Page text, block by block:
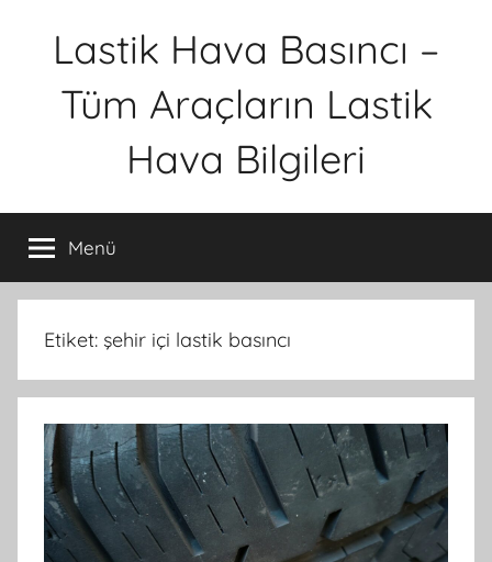
Lastik Hava Basıncı –
Tüm Araçların Lastik
Hava Bilgileri
Menü
Etiket: şehir içi lastik basıncı